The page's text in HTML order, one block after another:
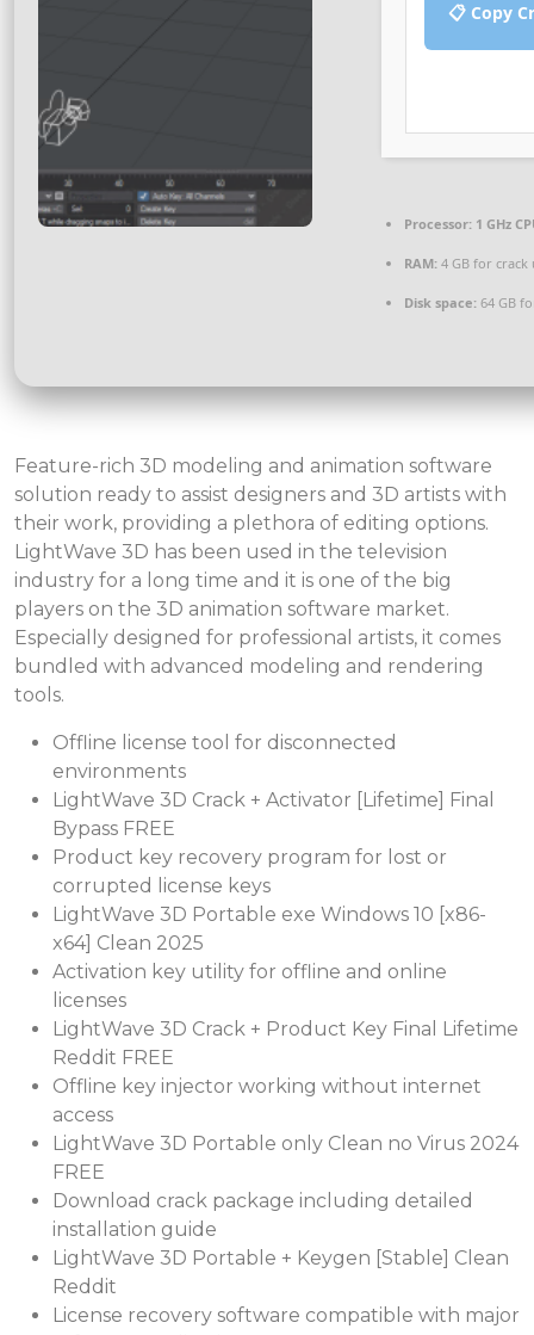
📋 Copy
Processor: 1 GHz
RAM: 4 GB for crack
Disk space: 64 GB
Feature-rich 3D modeling and animation software
solution ready to assist designers and 3D artists with
their work, providing a plethora of editing options.
LightWave 3D has been used in the television
industry for a long time and it is one of the big
players on the 3D animation software market.
Especially designed for professional artists, it comes
bundled with advanced modeling and rendering
tools.
Offline license tool for disconnected
environments
LightWave 3D Crack + Activator [Lifetime] Final
Bypass FREE
Product key recovery program for lost or
corrupted license keys
LightWave 3D Portable exe Windows 10 [x86-
x64] Clean 2025
Activation key utility for offline and online
licenses
LightWave 3D Crack + Product Key Final Lifetime
Reddit FREE
Offline key injector working without internet
access
LightWave 3D Portable only Clean no Virus 2024
FREE
Download crack package including detailed
installation guide
LightWave 3D Portable + Keygen [Stable] Clean
Reddit
License recovery software compatible with major